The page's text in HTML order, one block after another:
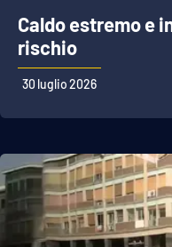
Caldo estremo e
rischio
30 luglio 2026